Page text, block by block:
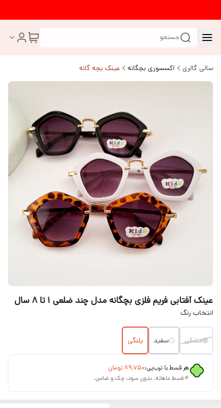
جستجو
سالی گالری اکسسوری بچگانه عینک بچه گانه
عینک آفتابی فریم فلزی بچگانه مدل چند ضلعی ۱ تا ۸ سال
انتخاب رنگ
مشکی سفید پلنگی
هر قسط با ترب‌پی:۸۹٬۷۵۰تومان
۴ قسط ماهانه. بدون سود، چک و ضامن.